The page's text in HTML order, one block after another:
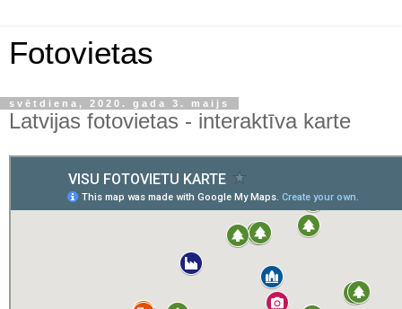
Fotovietas
svētdiena, 2020. gada 3. maijs
Latvijas fotovietas - interaktīva karte